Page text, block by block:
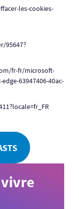
les-cookies-
95647?
fr-fr/microsoft-
63947406-40ac-